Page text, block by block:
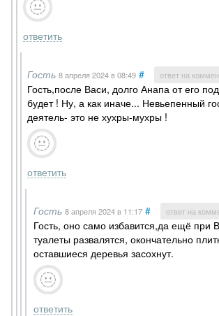
ответить
Гость 8 апреля 2024в 08:49 # ответ на
Гость,после Васи, долго Анапа от его
будет ! Ну, а как иначе... Невьепенный
деятель- это не хухры-мухры !
ответить
Гость 8 апреля 2024в 11:17 # ответ на
Гость, оно само избавится,да ещё при
туалеты развалятся, окончательно
оставшиеся деревья засохнут.
ответить